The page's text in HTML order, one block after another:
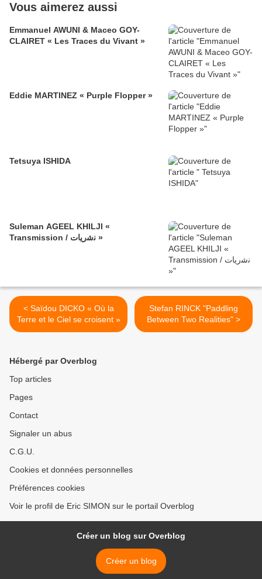
Vous aimerez aussi
Emmanuel AWUNI & Maceo GOY-
CLAIRET « Les Traces du Vivant »
Eddie MARTINEZ « Purple Flopper »
Tetsuya ISHIDA
Suleman AGEEL KHILJI «
Transmission / ﻧﺷرﯾﺎت »
< Saïdou DICKO « Où la
Terre et le Ciel se croisent »
Stefan RINCK "Paddling
Between Two Realities" >
Hébergé par Overblog
Top articles
Pages
Contact
Signaler un abus
C.G.U.
Cookies et données personnelles
Préférences cookies
Voir le profil de Eric SIMON sur le portail Overblog
Créer un blog sur Overblog
Créer un blog